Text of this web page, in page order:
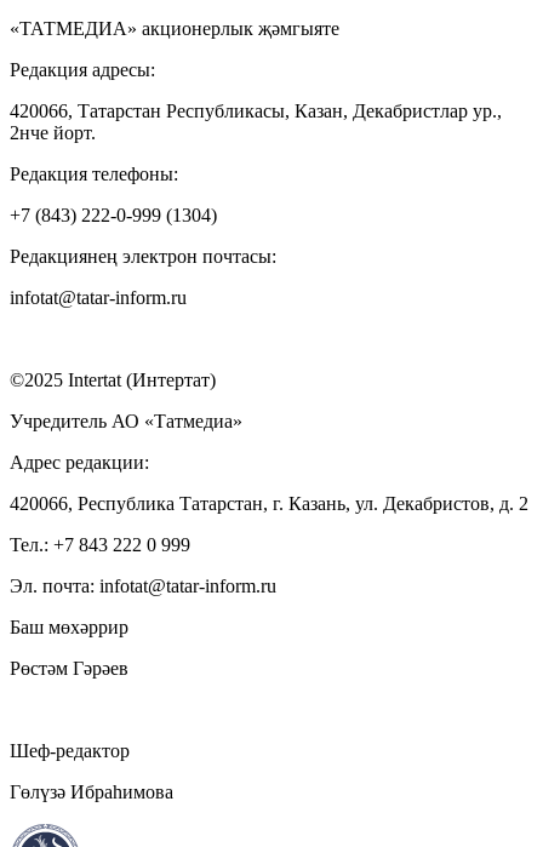
«ТАТМЕДИА» акционерлык җәмгыяте
Редакция адресы:
420066, Татарстан Республикасы, Казан, Декабристлар ур.,
2нче йорт.
Редакция телефоны:
+7 (843) 222-0-999 (1304)
Редакциянең электрон почтасы:
infotat@tatar-inform.ru
©2025 Intertat (Интертат)
Учредитель АО «Татмедиа»
Адрес редакции:
420066, Республика Татарстан, г. Казань, ул. Декабристов, д. 2
Тел.: +7 843 222 0 999
Эл. почта: infotat@tatar-inform.ru
Баш мөхәррир
Рөстәм Гәрәев
Шеф-редактор
Гөлүзә Ибраһимова